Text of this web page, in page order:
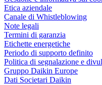
Etica aziendale
Canale di Whistleblowing
Note legali
Termini di garanzia
Etichette energetiche
Periodo di supporto definito
Politica di segnalazione e
Gruppo Daikin Europe
Dati Societari Daikin